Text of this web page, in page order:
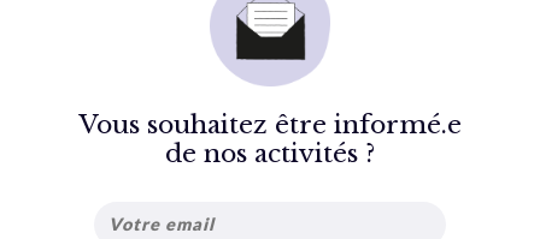
Vous souhaitez être informé.e
de nos activités ?